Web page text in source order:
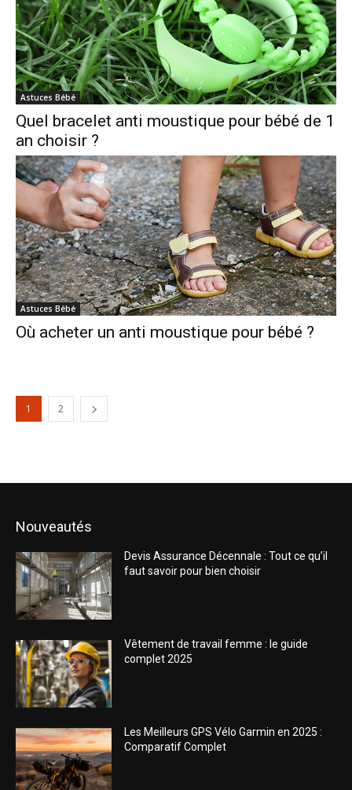
Astuces Bébé
Quel bracelet anti moustique pour bébé de 1
an choisir ?
Astuces Bébé
Où acheter un anti moustique pour bébé ?
1 2
Nouveautés
Devis Assurance Décennale : Tout ce qu’il
faut savoir pour bien choisir
Vêtement de travail femme : le guide
complet 2025
Les Meilleurs GPS Vélo Garmin en 2025 :
Comparatif Complet